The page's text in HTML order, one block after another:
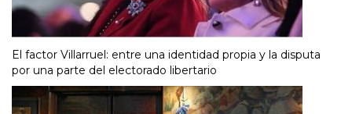
El factor Villarruel: entre una identidad propia y la disputa
por una parte del electorado libertario